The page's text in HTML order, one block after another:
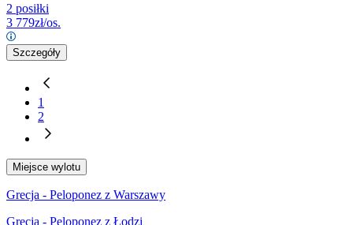
2 posiłki
3 779zł/os.
Szczegóły
1
2
Miejsce wylotu
Grecja - Peloponez z Warszawy
Grecja - Peloponez z Łodzi